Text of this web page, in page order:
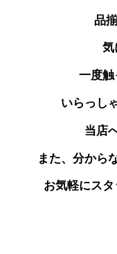
品
気
一度
いらっし
当店
また、分から
お気軽にス